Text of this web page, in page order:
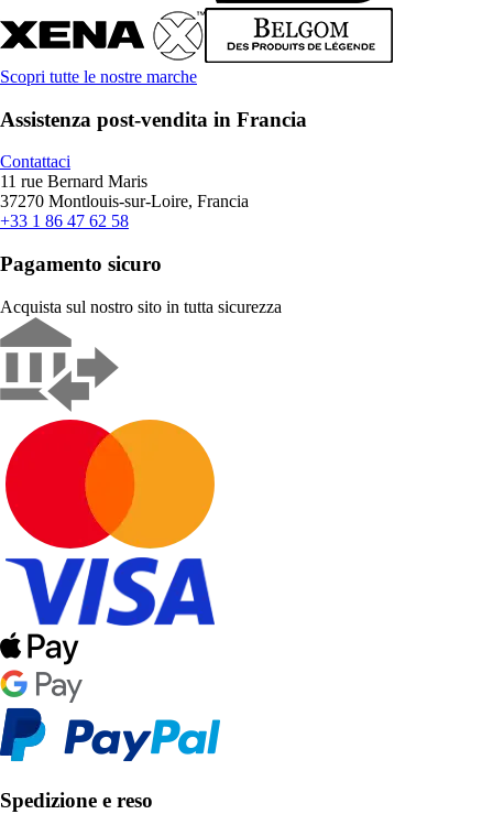
Scopri tutte le nostre marche
Assistenza post-vendita in Francia
Contattaci
11 rue Bernard Maris
37270 Montlouis-sur-Loire, Francia
+33 1 86 47 62 58
Pagamento sicuro
Acquista sul nostro sito in tutta sicurezza
Spedizione e reso